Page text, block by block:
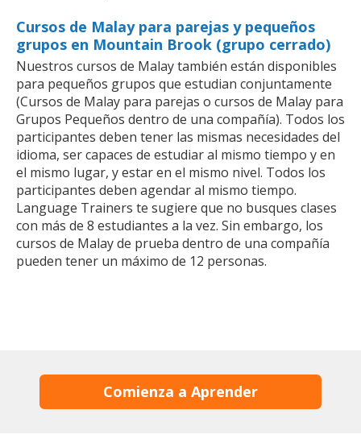
Cursos de Malay para parejas y pequeños
grupos en Mountain Brook (grupo cerrado)
Nuestros cursos de Malay también están disponibles
para pequeños grupos que estudian conjuntamente
(Cursos de Malay para parejas o cursos de Malay para
Grupos Pequeños dentro de una compañía). Todos los
participantes deben tener las mismas necesidades del
idioma, ser capaces de estudiar al mismo tiempo y en
el mismo lugar, y estar en el mismo nivel. Todos los
participantes deben agendar al mismo tiempo.
Language Trainers te sugiere que no busques clases
con más de 8 estudiantes a la vez. Sin embargo, los
cursos de Malay de prueba dentro de una compañía
pueden tener un máximo de 12 personas.
Comienza a Aprender